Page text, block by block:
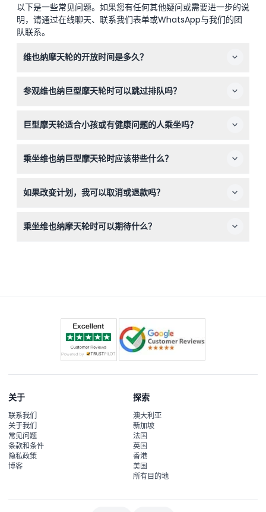
以下是一些常见问题。如果您有任何其他疑问或需要进一步的说
明，请通过在线聊天、联系我们表单或WhatsApp与我们的团
队联系。
维也纳摩天轮的开放时间是多久？
营业时间因季节而异，建议在本网站在线预订时查看当前时
参观维也纳巨型摩天轮时可以跳过排队吗？
先入场权，能够更快登上摩天轮，欣赏美景，无需等待。
巨型摩天轮适合小孩或有健康问题的人乘坐吗？
恐慌症或晕动症患者不推荐乘坐此项目。
乘坐维也纳巨型摩天轮时应该带些什么？
因为乘坐时间约为10至15分钟，途中视野开阔，暴露在户外
如果改变计划，我可以取消或退款吗？
前，确认您的旅行日期。
乘坐维也纳摩天轮时可以期待什么？
关于
联系我们
关于我们
常见问题
条款和条件
隐私政策
博客
探索
澳大利亚
新加坡
法国
英国
香港
美国
所有目的地